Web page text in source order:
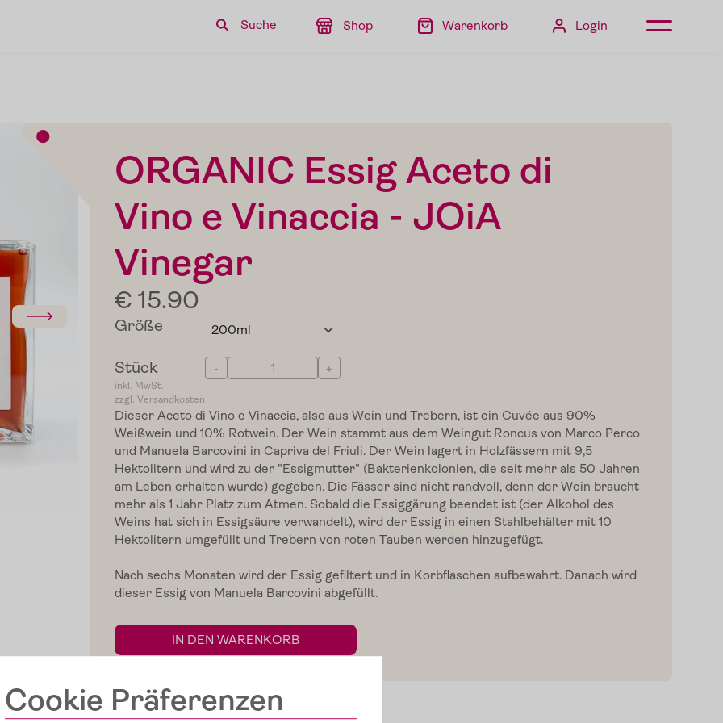
Suche Shop Warenkorb Login
ORGANIC Essig Aceto di
Vino e Vinaccia - JOiA
Vinegar
€ 15.90
Größe
Stück - +
inkl. MwSt.
zzgl. Versandkosten
Dieser Aceto di Vino e Vinaccia, also aus Wein und Trebern, ist ein Cuvée aus 90%
Weißwein und 10% Rotwein. Der Wein stammt aus dem Weingut Roncus von Marco Perco
und Manuela Barcovini in Capriva del Friuli. Der Wein lagert in Holzfässern mit 9,5
Hektolitern und wird zu der "Essigmutter" (Bakterienkolonien, die seit mehr als 50 Jahren
am Leben erhalten wurde) gegeben. Die Fässer sind nicht randvoll, denn der Wein braucht
mehr als 1 Jahr Platz zum Atmen. Sobald die Essiggärung beendet ist (der Alkohol des
Weins hat sich in Essigsäure verwandelt), wird der Essig in einen Stahlbehälter mit 10
Hektolitern umgefüllt und Trebern von roten Tauben werden hinzugefügt.
Nach sechs Monaten wird der Essig gefiltert und in Korbflaschen aufbewahrt. Danach wird
dieser Essig von Manuela Barcovini abgefüllt.
IN DEN WARENKORB
Cookie Präferenzen